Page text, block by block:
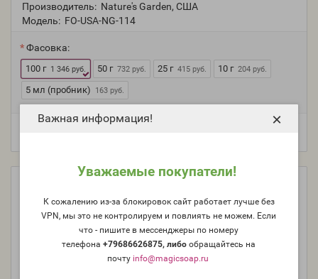
Важная информация!
Уважаемые покупатели!
К сожалению из-за блокировок сайт работает лучше без
VPN, мы это не контролируем и повлиять не можем. Если
что - пишите в мессенджеры по номеру
телефона+79686626875, либообращайтесь на
почту info@magicsoap.ru
×
Производитель: Nature's Garden, США
Модель: FO-USA-NG-114
Фасовка:
100 г 1 346 руб. 50 г 732 руб. 25 г 415 руб. 10 г 204 руб.
5 мл (пробник) 163 руб.